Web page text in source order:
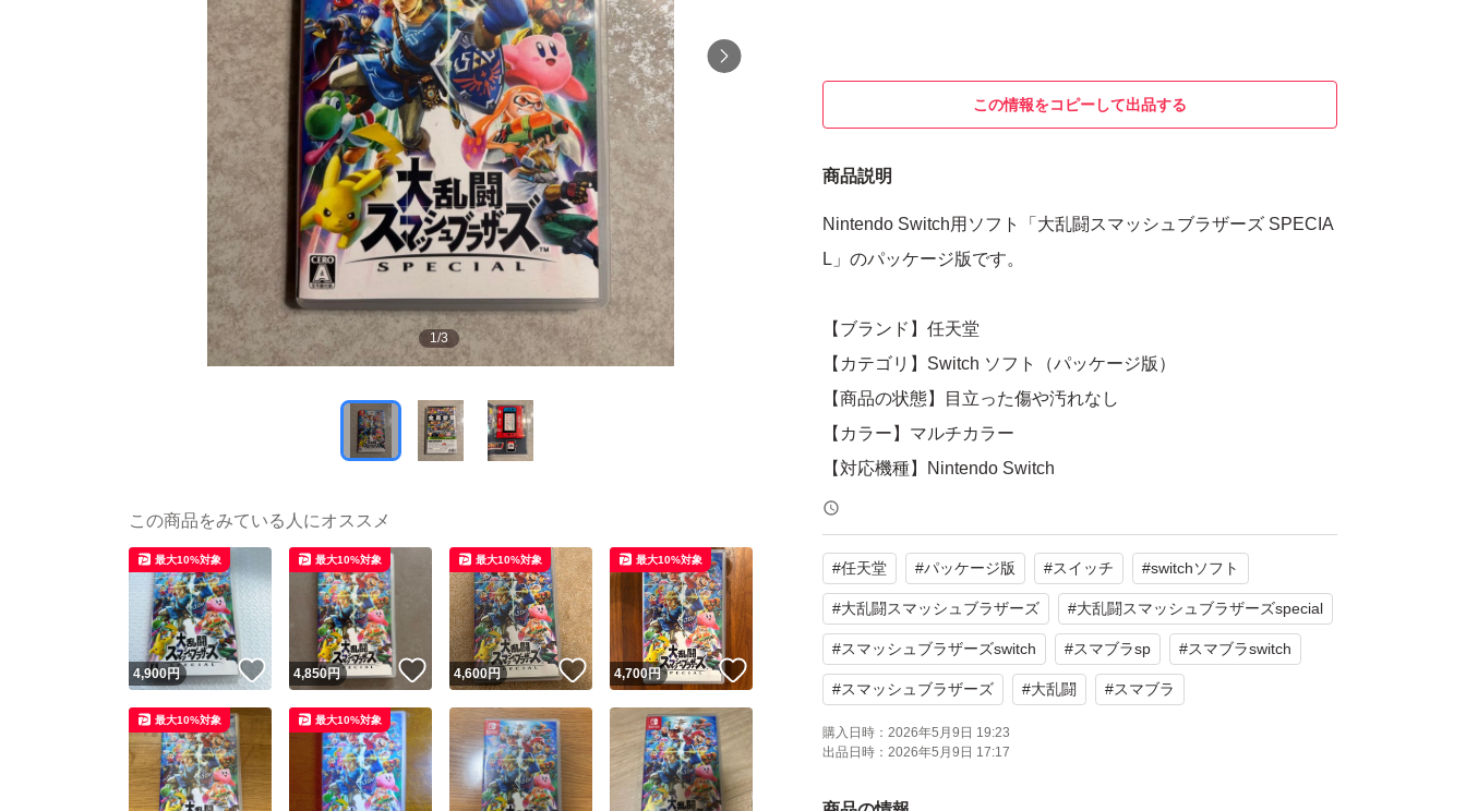
1/3
この情報をコピーして出品する
商品説明
Nintendo Switch用ソフト「大乱闘スマッシュブラザーズ SPECIA
L」のパッケージ版です。
【ブランド】任天堂
【カテゴリ】Switch ソフト（パッケージ版）
【商品の状態】目立った傷や汚れなし
【カラー】マルチカラー
【対応機種】Nintendo Switch
ケースに目立った傷や汚れはなく、ソフトも問題なく動作確認済
みです。
中古品であることをご理解の上、ご購入ください。
#任天堂 #パッケージ版 #スイッチ #switchソフト
#大乱闘スマッシュブラザーズ #大乱闘スマッシュブラザーズspecial
#スマッシュブラザーズswitch #スマブラsp #スマブラswitch
#スマッシュブラザーズ #大乱闘 #スマブラ
購入日時： 2026年5月9日 19:23
出品日時： 2026年5月9日 17:17
この商品をみている人にオススメ
4,900円 いいね！
最大10%対象
4,850円 いいね！
最大10%対象
4,600円 いいね！
最大10%対象
4,700円
最大10%対象
最大10%対象 最大10%対象